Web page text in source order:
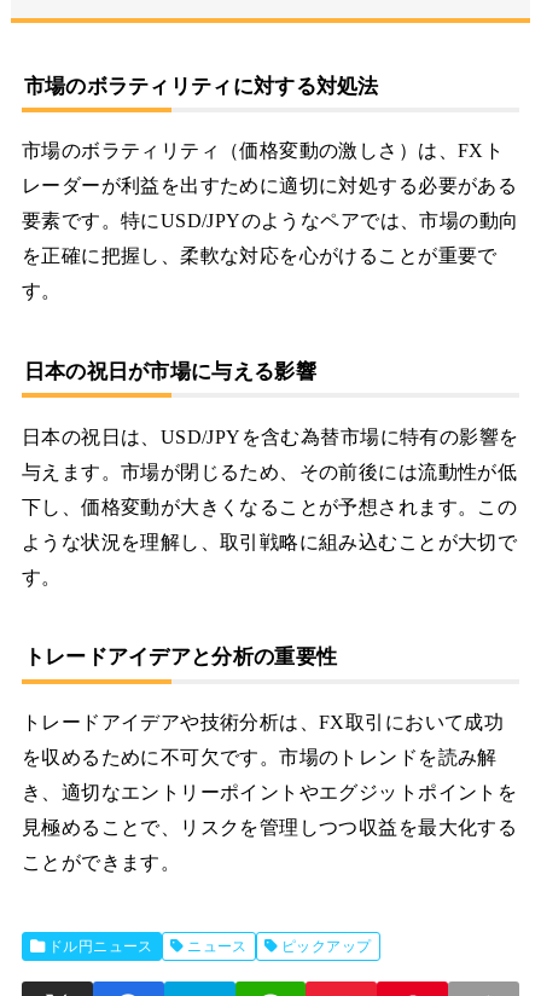
市場のボラティリティに対する対処法
市場のボラティリティ（価格変動の激しさ）は、FXト
レーダーが利益を出すために適切に対処する必要がある
要素です。特にUSD/JPYのようなペアでは、市場の動向
を正確に把握し、柔軟な対応を心がけることが重要で
す。
日本の祝日が市場に与える影響
日本の祝日は、USD/JPYを含む為替市場に特有の影響を
与えます。市場が閉じるため、その前後には流動性が低
下し、価格変動が大きくなることが予想されます。この
ような状況を理解し、取引戦略に組み込むことが大切で
す。
トレードアイデアと分析の重要性
トレードアイデアや技術分析は、FX取引において成功
を収めるために不可欠です。市場のトレンドを読み解
き、適切なエントリーポイントやエグジットポイントを
見極めることで、リスクを管理しつつ収益を最大化する
ことができます。
ドル円ニュース ニュース ピックアップ